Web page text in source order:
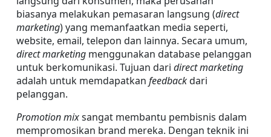
biasanya melakukan pemasaran langsung (direct
marketing) yang memanfaatkan media seperti,
direct marketing menggunakan database pelanggan
untuk berkomunikasi. Tujuan dari
adalah untuk memdapatkan feedback dari
pelanggan.
Promotion mix sangat membantu pembisnis dalam
mempromosikan brand mereka. Dengan teknik ini